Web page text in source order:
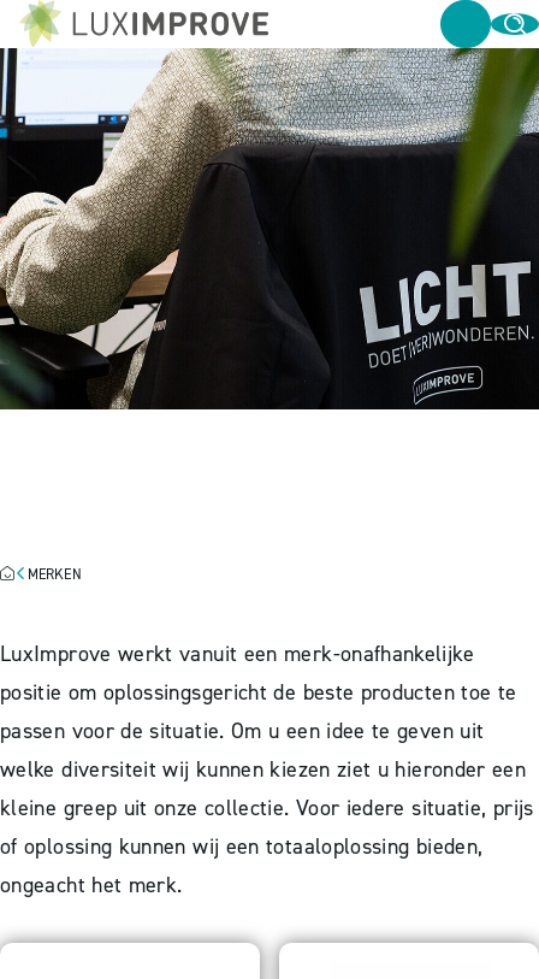
MERKEN
LuxImprove werkt vanuit een merk-onafhankelijke
positie om oplossingsgericht de beste producten toe te
passen voor de situatie. Om u een idee te geven uit
welke diversiteit wij kunnen kiezen ziet u hieronder een
kleine greep uit onze collectie. Voor iedere situatie, prijs
of oplossing kunnen wij een totaaloplossing bieden,
ongeacht het merk.